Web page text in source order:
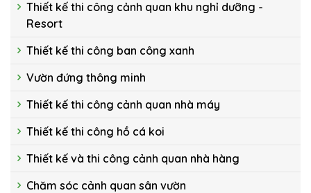
Thiết kế thi công cảnh quan khu nghỉ dưỡng -
Resort
Thiết kế thi công ban công xanh
Vườn đứng thông minh
Thiết kế thi công cảnh quan nhà máy
Thiết kế thi công hồ cá koi
Thiết kế và thi công cảnh quan nhà hàng
Chăm sóc cảnh quan sân vườn